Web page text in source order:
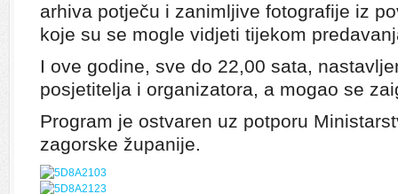
arhiva potječu i zanimljive fotografije iz
koje su se mogle vidjeti tijekom
I ove godine, sve do 22,00 sata,
posjetitelja i organizatora, a mogao se
Program je ostvaren uz potporu
zagorske županije.